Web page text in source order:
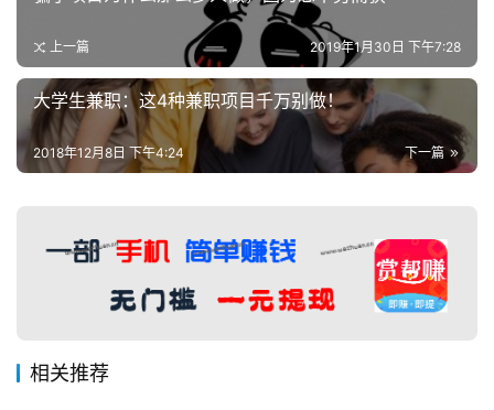
上一篇 2019年1月30日 下午7:28
大学生兼职：这4种兼职项目千万别做！
下一篇
2018年12月8日 下午4:24
相关推荐